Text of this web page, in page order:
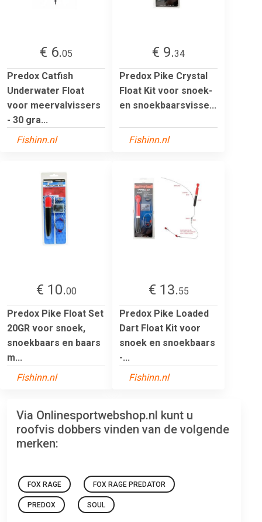
€ 6.05
Predox Catfish
Underwater Float
voor meervalvissers
- 30 gra...
Fishinn.nl
€ 9.34
Predox Pike Crystal
Float Kit voor snoek-
en snoekbaarsvisse...
Fishinn.nl
€ 10.00
Predox Pike Float Set
20GR voor snoek,
snoekbaars en baars
m...
Fishinn.nl
€ 13.55
Predox Pike Loaded
Dart Float Kit voor
snoek en snoekbaars
-...
Fishinn.nl
Via Onlinesportwebshop.nl kunt u
roofvis dobbers vinden van de volgende
merken:
FOX RAGE FOX RAGE PREDATOR
PREDOX SOUL